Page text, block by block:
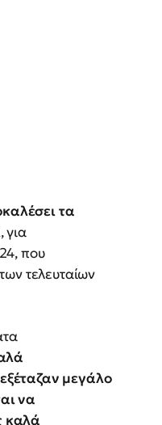
τα
, για
που
τελευταίων
μεγάλο
να
καλά